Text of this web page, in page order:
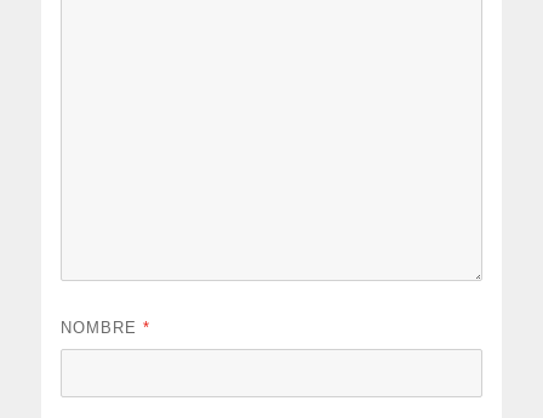
NOMBRE*